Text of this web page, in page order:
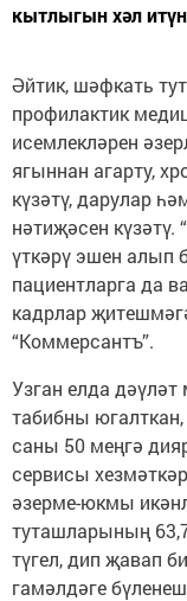
кытлыгын хәл
Әйтик, шәфкать
профилактик
исемлекләрен
ягыннан агарту,
күзәтү, дарулар
нәтиҗәсен
үткәрү эшен алып
пациентларга да
кадрлар
“Коммерсантъ”.
Узган елда
табибны
саны 50 меңгә
сервисы
әзерме-юкмы
туташларының
түгел, дип җавап
гамәлдәге